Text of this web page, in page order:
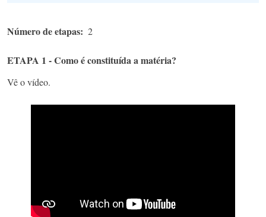
Número de etapas 2
ETAPA 1 - Como é constituída a matéria?
Vê o vídeo.